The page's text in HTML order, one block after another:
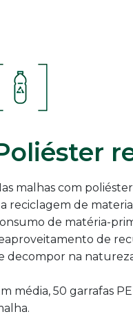
malhas com
reciclagem de
de matéria-
de
decompor na
média, 50 garrafas